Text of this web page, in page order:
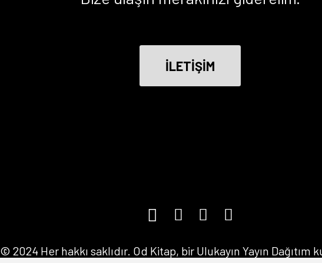
İLETİŞİM
© 2024 Her hakkı saklıdır. Od Kitap, bir Ulukayın Yayın Dağıtım